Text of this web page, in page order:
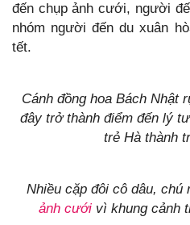
đến chụp ảnh cưới, người
nhóm người đến du xuân
tết.
Cánh đồng hoa Bách Nhật
đây trở thành điểm đến lý
trẻ Hà thành
Nhiều cặp đôi cô dâu, chú
ảnh cưới vì khung cảnh